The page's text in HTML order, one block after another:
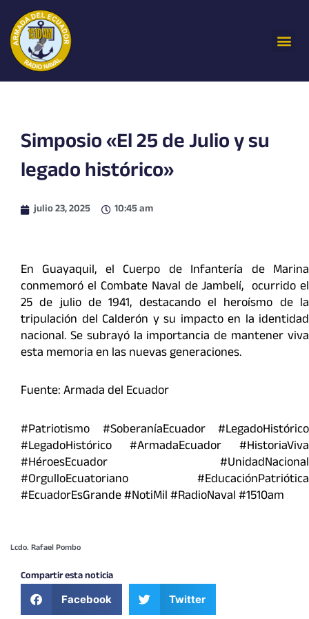
contenido
Simposio «El 25 de Julio y su
legado histórico»
julio 23, 2025 10:45 am
En Guayaquil, el Cuerpo de Infantería de Marina
conmemoró el Combate Naval de Jambelí, ocurrido el
25 de julio de 1941, destacando el heroísmo de la
tripulación del Calderón y su impacto en la identidad
nacional. Se subrayó la importancia de mantener viva
esta memoria en las nuevas generaciones.
Fuente: Armada del Ecuador
#Patriotismo #SoberaníaEcuador #LegadoHistórico
#LegadoHistórico #ArmadaEcuador #HistoriaViva
#HéroesEcuador #UnidadNacional
#OrgulloEcuatoriano #EducaciónPatriótica
#EcuadorEsGrande #NotiMil #RadioNaval #1510am
Lcdo. Rafael Pombo
Compartir esta noticia
Facebook Twitter